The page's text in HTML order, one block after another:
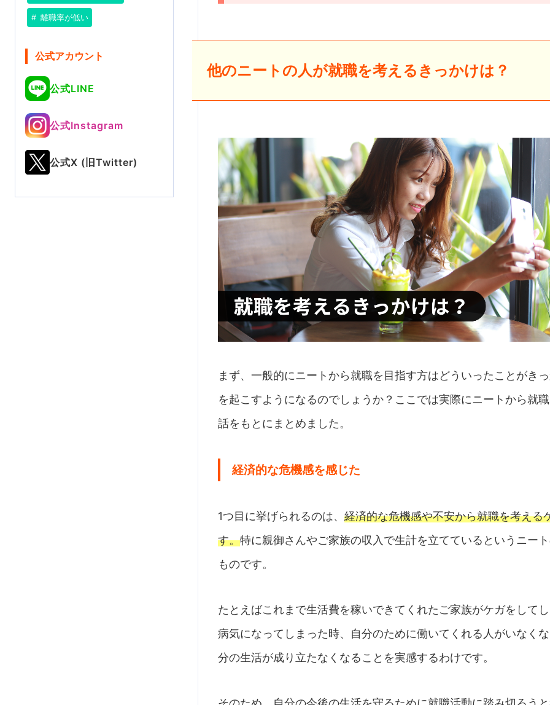
離職率が低い
公式アカウント
公式LINE
公式Instagram
公式X (旧Twitter)
他のニートの人が就職を考えるきっかけは？
まず、一般的にニートから就職を目指す方はどういったことがき
を起こすようになるのでしょうか？ここでは実際にニートから就
話をもとにまとめました。
経済的な危機感を感じた
1つ目に挙げられるのは、経済的な危機感や不安から就職を考える
す。特に親御さんやご家族の収入で生計を立てているというニー
ものです。
たとえばこれまで生活費を稼いできてくれたご家族がケガをして
病気になってしまった時、自分のために働いてくれる人がいなく
分の生活が成り立たなくなることを実感するわけです。